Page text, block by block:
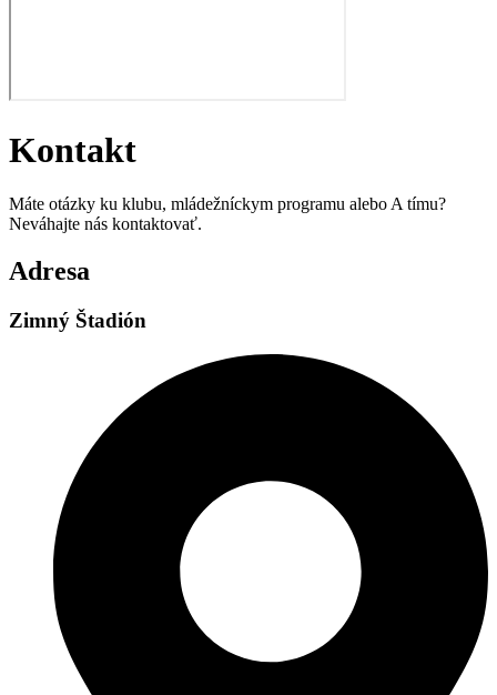
Kontakt
Máte otázky ku klubu, mládežníckym programu alebo A tímu?
Neváhajte nás kontaktovať.
Adresa
Zimný Štadión